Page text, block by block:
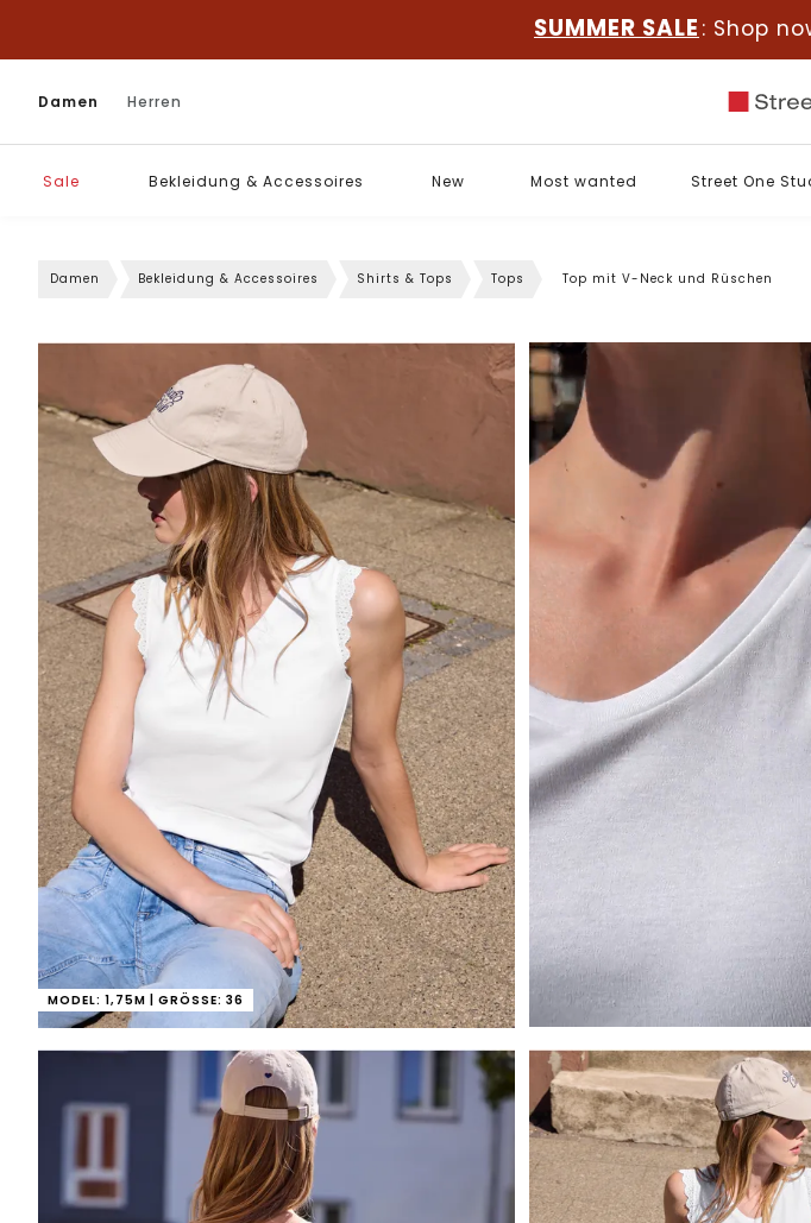
SUMMER SALE : Shop
Damen Herren
Sale Bekleidung & Accessoires New Most wanted Street One
Damen Bekleidung & Accessoires Shirts & Tops Tops Top mit V-Neck und Rüschen
MODEL: 1,75M | GRÖSSE: 36